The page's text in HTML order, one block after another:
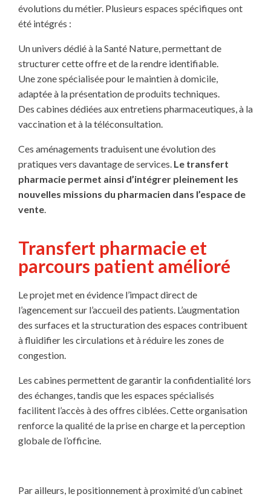
évolutions du métier. Plusieurs espaces spécifiques ont
été intégrés :
Un univers dédié à la Santé Nature, permettant de
structurer cette offre et de la rendre identifiable.
Une zone spécialisée pour le maintien à domicile,
adaptée à la présentation de produits techniques.
Des cabines dédiées aux entretiens pharmaceutiques, à la
vaccination et à la téléconsultation.
Ces aménagements traduisent une évolution des
pratiques vers davantage de services. Le transfert
pharmacie permet ainsi d’intégrer pleinement les
nouvelles missions du pharmacien dans l’espace de
vente
Transfert pharmacie et
parcours patient amélioré
Le projet met en évidence l’impact direct de
l’agencement sur l’accueil des patients. L’augmentation
des surfaces et la structuration des espaces contribuent
à fluidifier les circulations et à réduire les zones de
congestion.
Les cabines permettent de garantir la confidentialité lors
des échanges, tandis que les espaces spécialisés
facilitent l’accès à des offres ciblées. Cette organisation
renforce la qualité de la prise en charge et la perception
globale de l’officine.
Par ailleurs, le positionnement à proximité d’un cabinet